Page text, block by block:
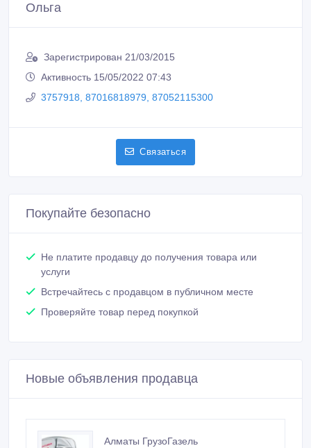
Ольга
Зарегистрирован 21/03/2015
Активность 15/05/2022 07:43
3757918, 87016818979, 87052115300
Связаться
Покупайте безопасно
Не платите продавцу до получения товара или
услуги
Встречайтесь с продавцом в публичном месте
Проверяйте товар перед покупкой
Новые объявления продавца
Алматы ГрузоГазель